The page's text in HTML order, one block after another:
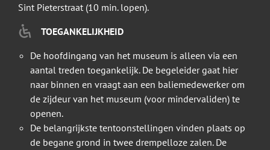
Sint Pieterstraat (10 min. lopen).
TOEGANKELIJKHEID
De hoofdingang van het museum is alleen via een
aantal treden toegankelijk. De begeleider gaat hier
naar binnen en vraagt aan een baliemedewerker om
de zijdeur van het museum (voor mindervaliden) te
openen.
De belangrijkste tentoonstellingen vinden plaats op
de begane grond in twee drempelloze zalen. De